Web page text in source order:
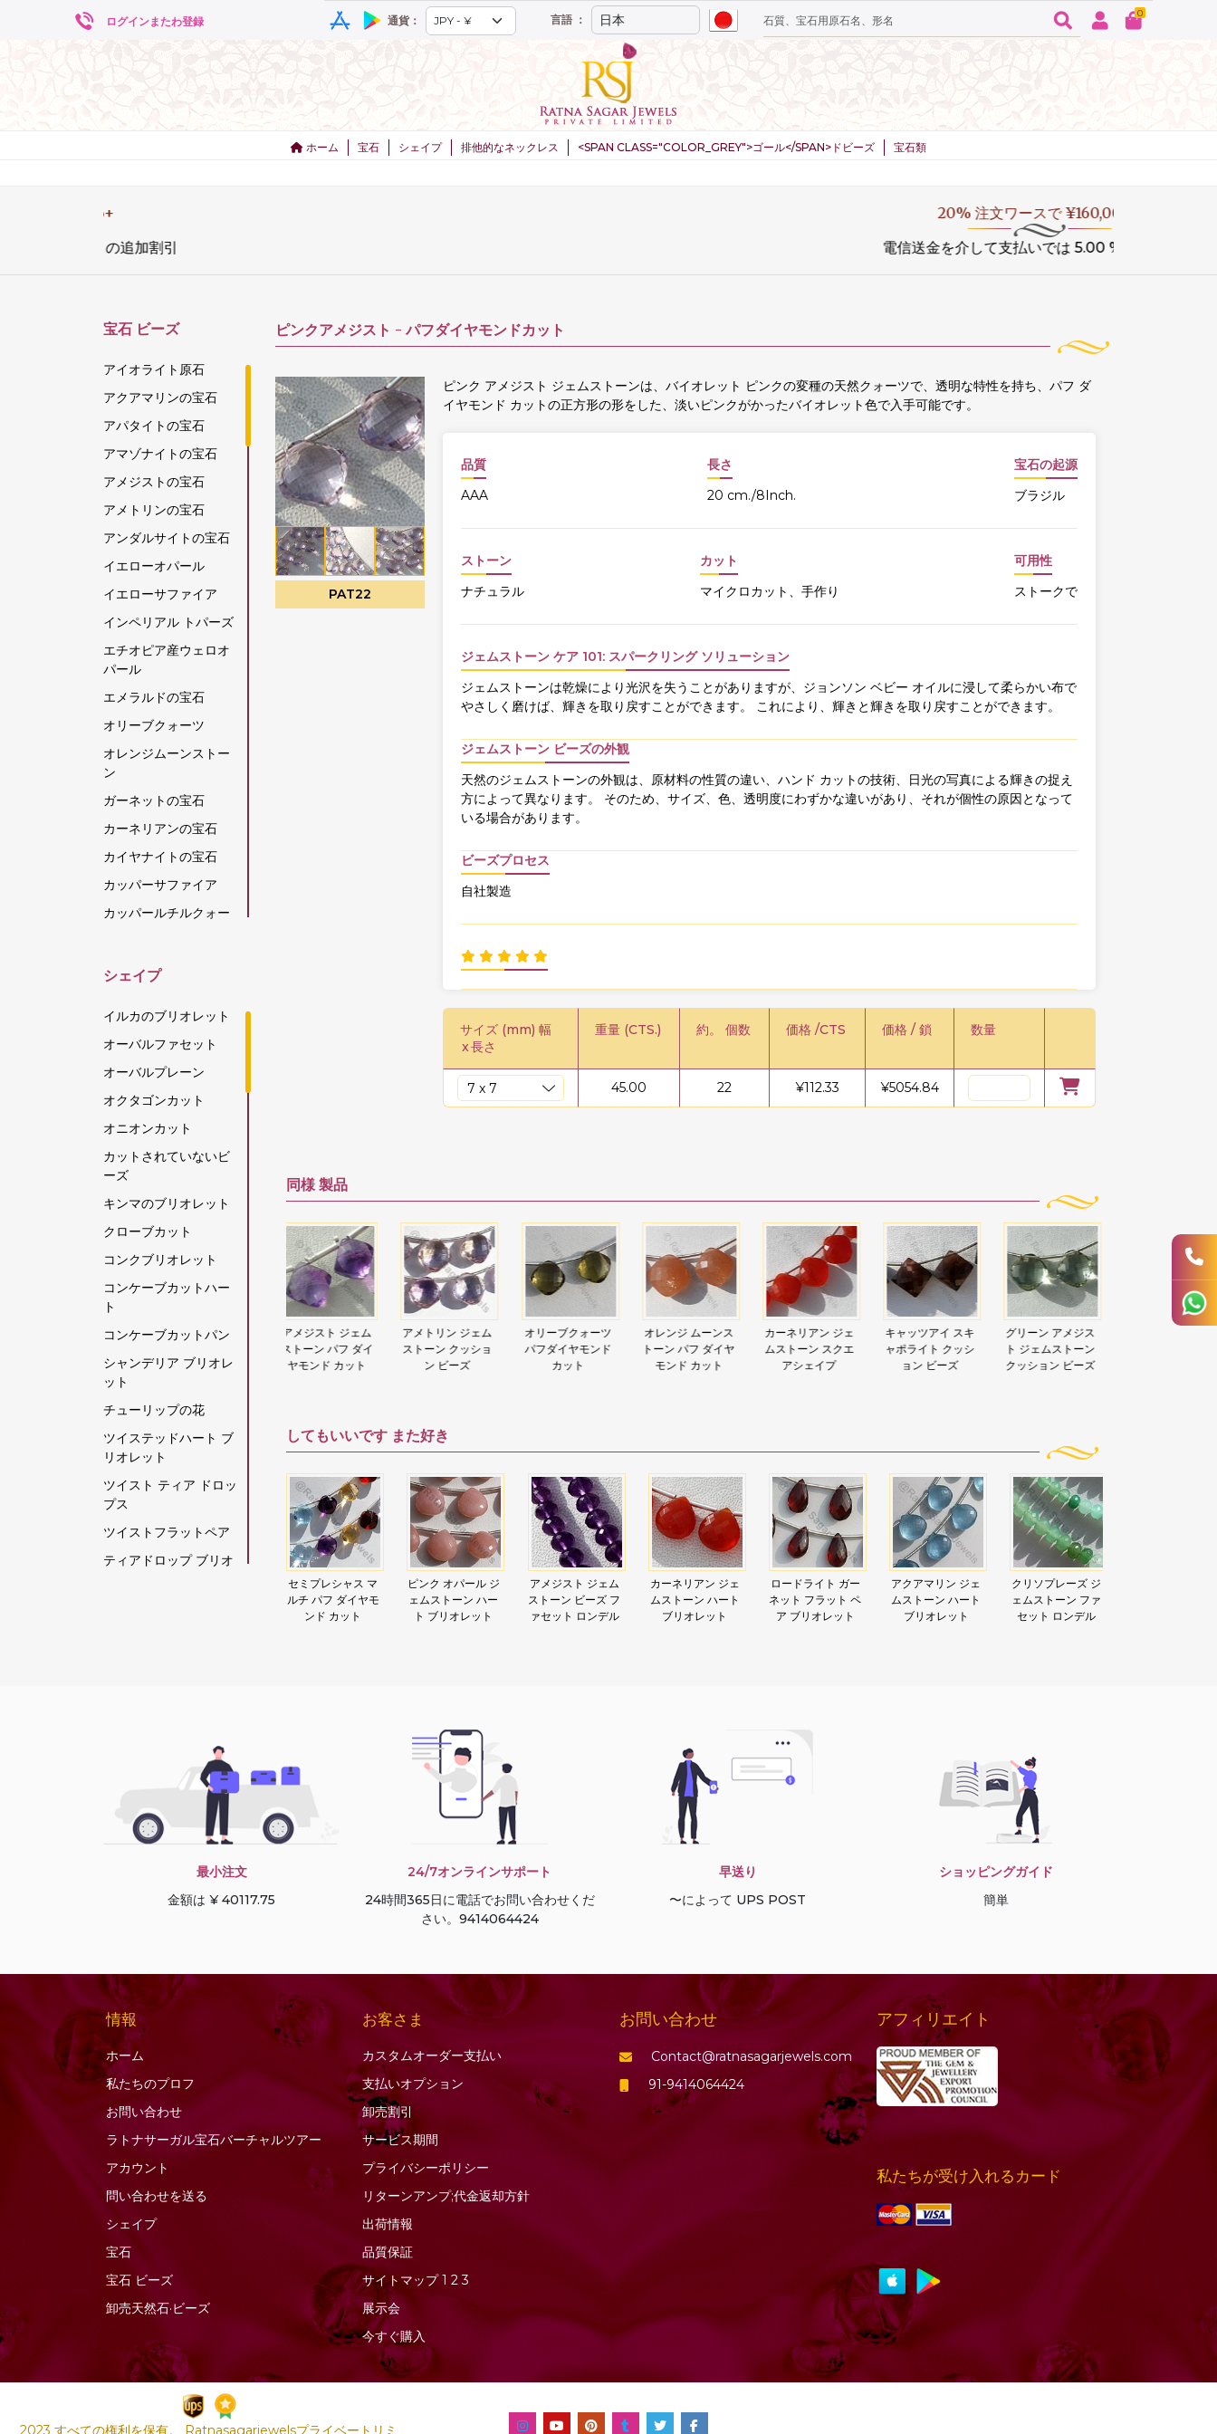
ログインまたわ登録 通貨： 言語 ： 0
ホーム 宝石 シェイプ 排他的なネックレス <SPAN CLASS="COLOR_GREY">ゴール</SPAN>ドビーズ 宝石類
宝石 ビーズ
アイオライト原石
アクアマリンの宝石
アパタイトの宝石
アマゾナイトの宝石
アメジストの宝石
アメトリンの宝石
アンダルサイトの宝石
イエローオパール
イエローサファイア
インペリアル トパーズ
エチオピア産ウェロオ
パール
エメラルドの宝石
オリーブクォーツ
オレンジムーンストー
ン
ガーネットの宝石
カーネリアンの宝石
カイヤナイトの宝石
カッパーサファイア
カッパールチルクォー
ット
カルセドニーの宝石
ライト
グリーンアパタイト
グリーンアメジスト
グリーンオニキス
グリーンカイヤナイト
グリーンストロベリー
クォーツ
グリーンモスクォーツ
クリスタルジェムスト
ーン
クリソコラの原石
クリソプレーズ宝石
グレームーンストーン
グロッシュラー ガーネ
ット
クロム透輝石
コーヒームーンストー
ン
コーラル
ゴールデンムーンスト
ーン
シーブルーカルセドニ
シャンパン シトリン
スモーキークォーツ
セミプレシャスマルチ
ソーダライトの宝石
ソンゲア サファイア
ターコイズ宝石
タイガーアイ
ダイヤモンドビーズ
タンザナイトの宝石
ツァボライトの宝石
トルマリンの宝石
ネイビーブルーカルセ
ドニー
ネフライトの宝石
バイカラークォーツ
ハニークォーツ
シェイプ
イルカのブリオレット
オーバルファセット
オーバルプレーン
オクタゴンカット
オニオンカット
カットされていないビ
ーズ
キンマのブリオレット
クローブカット
コンクブリオレット
コンケーブカットハー
ト
コンケーブカットパン
シャンデリア ブリオレ
ット
チューリップの花
ツイステッドハート ブ
リオレット
ツイスト ティア ドロッ
プス
ツイストフラットペア
ティアドロップ ブリオ
ハートブリオレット
ハートプレーン
ハーフドリル宝石
ハーフムーンカット
パフダイヤモンドカッ
ファセットコイン
ファセットチェスナッ
ト
ファセットナゲット
ファセットラウンド
ファセットロンデル
ファンシーカット
フラットペアーブリオ
レット
フラットペアプレーン
プレーンラウンド
プレーンロンデル
ぽっちゃりスムースハ
ート
ぽっちゃりハートのブ
リオレット
ポリゴンダイヤモンド
ピンクアメジスト - パフダイヤモンドカット
PAT22
ピンク アメジスト ジェムストーンは、バイオレット ピンクの変種の天然クォーツで、透明な特性を持ち、パフ ダ
イヤモンド カットの正方形の形をした、淡いピンクがかったバイオレット色で入手可能です。
品質
AAA
長さ
20 cm./8Inch.
宝石の起源
ブラジル
ストーン
ナチュラル
カット
マイクロカット、手作り
可用性
ストークで
ジェムストーン ケア 101: スパークリング ソリューション
ジェムストーンは乾燥により光沢を失うことがありますが、ジョンソン ベビー オイルに浸して柔らかい布で
やさしく磨けば、輝きを取り戻すことができます。 これにより、輝きと輝きを取り戻すことができます。
ジェムストーン ビーズの外観
天然のジェムストーンの外観は、原材料の性質の違い、ハンド カットの技術、日光の写真による輝きの捉え
方によって異なります。 そのため、サイズ、色、透明度にわずかな違いがあり、それが個性の原因となって
いる場合があります。
ビーズプロセス
自社製造
サイズ (mm) 幅
x長さ
重量 (CTS.) 約。 個数 価格 /CTS 価格 / 鎖 数量
45.00 22 ¥112.33 ¥5054.84
同様 製品
アマゾナイトジェ
ョンシェイプビー
アメジスト ジェム
ヤモンド カット
アメトリン ジェム
ストーン クッショ
ン ビーズ
オリーブクォーツ
パフダイヤモンド
カット
オレンジ ムーンス
トーン パフ ダイヤ
モンド カット
カーネリアン ジェ
ムストーン スクエ
アシェイプ
キャッツアイ スキ
ャポライト クッシ
ョン ビーズ
グリーン アメジス
ト ジェムストーン
クッション ビーズ
クリスタルジェム
ストーンクッショ
ンビーズ
してもいいです また好き
ピンク オパール ジ
ェムストーン ハー
ト ブリオレット
アメジスト ジェム
ストーン ビーズ フ
ァセット ロンデル
カーネリアン ジェ
ムストーン ハート
ブリオレット
ロードライト ガー
ネット フラット ペ
ア ブリオレット
アクアマリン ジェ
ムストーン ハート
ブリオレット
クリソプレーズ ジ
ェムストーン ファ
セット ロンデル
ダイブルーカルセ
ドニー ハート ブリ
オレット
最小注文
金額は ¥ 40117.75
24/7オンラインサポート
24時間365日に電話でお問い合わせくだ
さい。9414064424
早送り
〜によって UPS POST
ショッピングガイド
簡単
情報
ホーム
私たちのプロフ
お問い合わせ
ラトナサーガル宝石バーチャ​​ルツアー
アカウント
問い合わせを送る
シェイプ
宝石
宝石ビーズ
卸売天然石·ビーズ
お客さま
カスタムオーダー支払い
支払いオプション
卸売割引
サービス期間
プライバシーポリシー
リターンアンプ;代金返却方針
出荷情報
品質保証
サイトマップ 1 2 3
展示会
今すぐ購入
お問い合わせ
Contact@ratnasagarjewels.com
91-9414064424
アフィリエイト
私たちが受け入れるカード
2023 すべての権利を保有。 Ratnasagarjewelsプライベートリミ